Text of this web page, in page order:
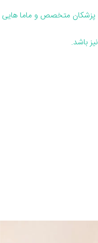
متخصص و ماما هایی
باشد.